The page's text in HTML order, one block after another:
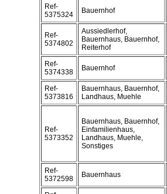
Ref-
5375324
Bauernhof
Ref-
5374802
Aussiedlerhof,
Bauernhaus, Bauernhof,
Reiterhof
Ref-
5374338
Bauernhof
Ref-
5373816
Bauernhaus, Bauernhof,
Landhaus, Muehle
Ref-
5373352
Bauernhaus, Bauernhof,
Einfamilienhaus,
Landhaus, Muehle,
Sonstiges
Ref-
5372598
Bauernhaus